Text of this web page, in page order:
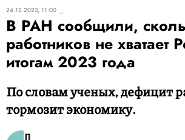
24.12.2023, 11:00
В РАН сообщили,
работников не хватает
итогам 2023 года
По словам ученых, дефицит
тормозит экономику.